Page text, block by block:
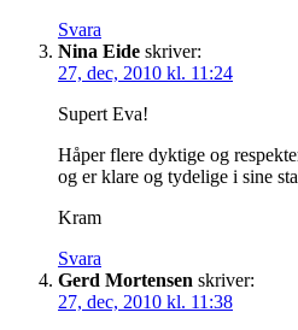
Svara
Nina Eide skriver:
27, dec, 2010 kl. 11:24
Supert Eva!
Håper flere dyktige og
og er klare og tydelige i sine
Kram
Svara
Gerd Mortensen skriver:
27, dec, 2010 kl. 11:38